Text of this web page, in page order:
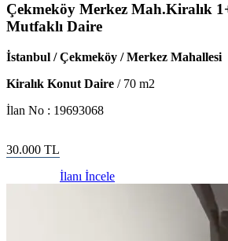
Çekmeköy Merkez Mah.Kiralık
Mutfaklı Daire
İstanbul / Çekmeköy / Merkez Mahallesi
Kiralık Konut Daire / 70 m2
İlan No : 19693068
30.000 TL
İlanı İncele